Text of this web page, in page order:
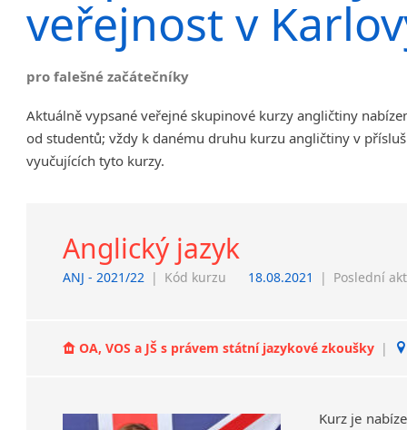
Chrudim
Děčín
Hodonín
Kolín
Most
Prostějov
Vysoká nad Labem
veřejnost v
pro falešné začátečníky
Aktuálně vypsané veřejné skupinové kurzy angličtiny
od studentů; vždy k danému druhu kurzu angličtiny v
vyučujících tyto kurzy.
Anglický jazyk
ANJ - 2021/22 | Kód kurzu 18.08.2021 | Poslední
OA, VOS a JŠ s právem státní jazykové zkoušky |
Kurz je